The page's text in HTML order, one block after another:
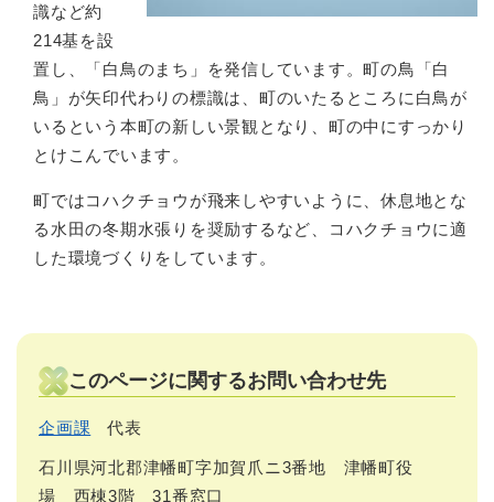
識など約
214基を設
置し、「白鳥のまち」を発信しています。町の鳥「白
鳥」が矢印代わりの標識は、町のいたるところに白鳥が
いるという本町の新しい景観となり、町の中にすっかり
とけこんでいます。
町ではコハクチョウが飛来しやすいように、休息地とな
る水田の冬期水張りを奨励するなど、コハクチョウに適
した環境づくりをしています。
このページに関するお問い合わせ先
企画課 代表
石川県河北郡津幡町字加賀爪ニ3番地 津幡町役
場 西棟3階 31番窓口